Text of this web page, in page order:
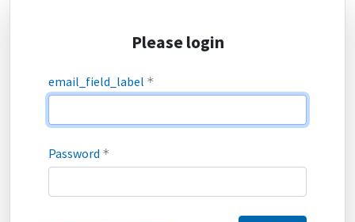
Please login
email_field_label *
Password *